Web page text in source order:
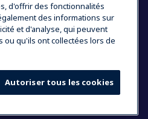
d'offrir des fonctionnalités
des informations sur
et d'analyse, qui peuvent
ou qu'ils ont collectées lors de
Autoriser tous les cookies